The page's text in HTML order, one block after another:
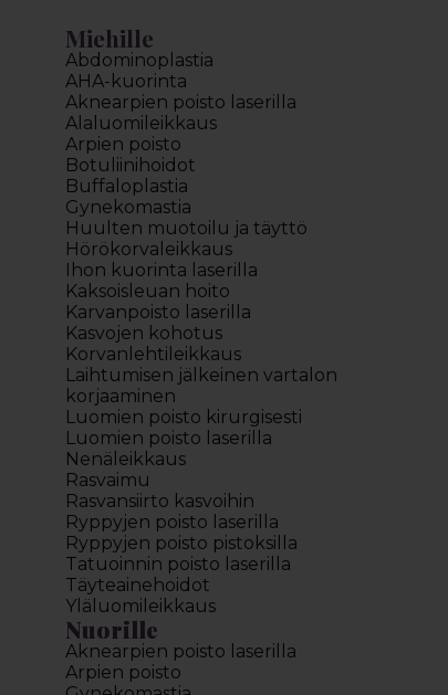
Miehille
Abdominoplastia
AHA-kuorinta
Aknearpien poisto laserilla
Alaluomileikkaus
Arpien poisto
Botuliinihoidot
Buffaloplastia
Gynekomastia
Huulten muotoilu ja täyttö
Hörökorvaleikkaus
Ihon kuorinta laserilla
Kaksoisleuan hoito
Karvanpoisto laserilla
Kasvojen kohotus
Korvanlehtileikkaus
Laihtumisen jälkeinen vartalon
korjaaminen
Luomien poisto kirurgisesti
Luomien poisto laserilla
Nenäleikkaus
Rasvaimu
Rasvansiirto kasvoihin
Ryppyjen poisto laserilla
Ryppyjen poisto pistoksilla
Tatuoinnin poisto laserilla
Täyteainehoidot
Yläluomileikkaus
Nuorille
Aknearpien poisto laserilla
Arpien poisto